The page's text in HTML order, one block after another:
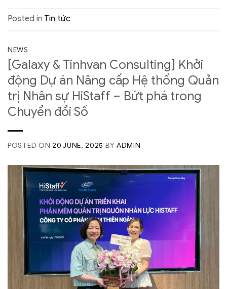
Posted in Tin tức
NEWS
[Galaxy & Tinhvan Consulting] Khởi
động Dự án Nâng cấp Hệ thống Quản
trị Nhân sự HiStaff – Bứt phá trong
Chuyển đổi Số
POSTED ON 20 JUNE, 2025 BY ADMIN